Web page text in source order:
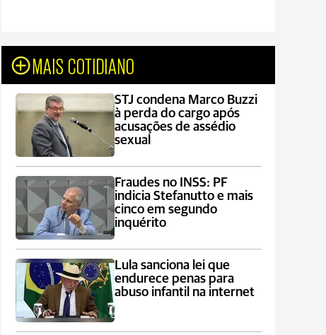
MAIS COTIDIANO
STJ condena Marco Buzzi
à perda do cargo após
acusações de assédio
sexual
Fraudes no INSS: PF
indicia Stefanutto e mais
cinco em segundo
inquérito
Lula sanciona lei que
endurece penas para
abuso infantil na internet